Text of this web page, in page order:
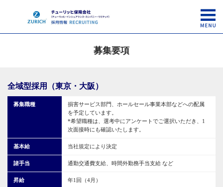
募集要項
全域型採用（東京・大阪）
募集職種
損害サービス部門、ホールセール事業本部などへの配属
を予定しています。
*希望職種は、選考中にアンケートでご選択いただき、1
次面接時にも確認いたします。
基本給 当社規定により決定
諸手当 通勤交通費支給、時間外勤務手当支給 など
昇給 年1回（4月）